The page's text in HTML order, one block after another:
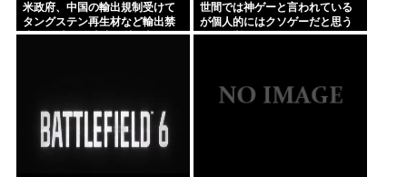
米政府、中国の輸出規制受けて
タングステン再生材など輸出禁
止へ 日本さん米中に挟み撃ちさ
世間では神ゲーと言われている
が個人的にはクソゲーだと思う
ゲーム挙げてけwww